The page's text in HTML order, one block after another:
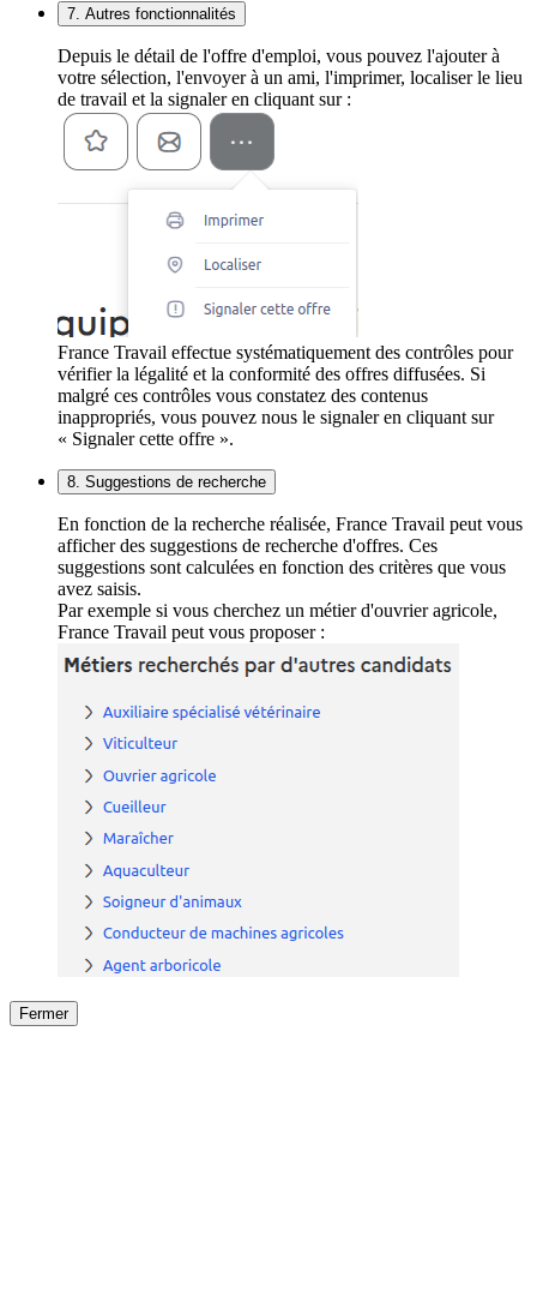
7. Autres fonctionnalités
Depuis le détail de l'offre d'emploi, vous pouvez l'ajouter à
votre sélection, l'envoyer à un ami, l'imprimer, localiser le lieu
de travail et la signaler en cliquant sur :
France Travail effectue systématiquement des contrôles pour
vérifier la légalité et la conformité des offres diffusées. Si
malgré ces contrôles vous constatez des contenus
inappropriés, vous pouvez nous le signaler en cliquant sur
« Signaler cette offre ».
8. Suggestions de recherche
En fonction de la recherche réalisée, France Travail peut vous
afficher des suggestions de recherche d'offres. Ces
suggestions sont calculées en fonction des critères que vous
avez saisis.
Par exemple si vous cherchez un métier d'ouvrier agricole,
France Travail peut vous proposer :
Fermer